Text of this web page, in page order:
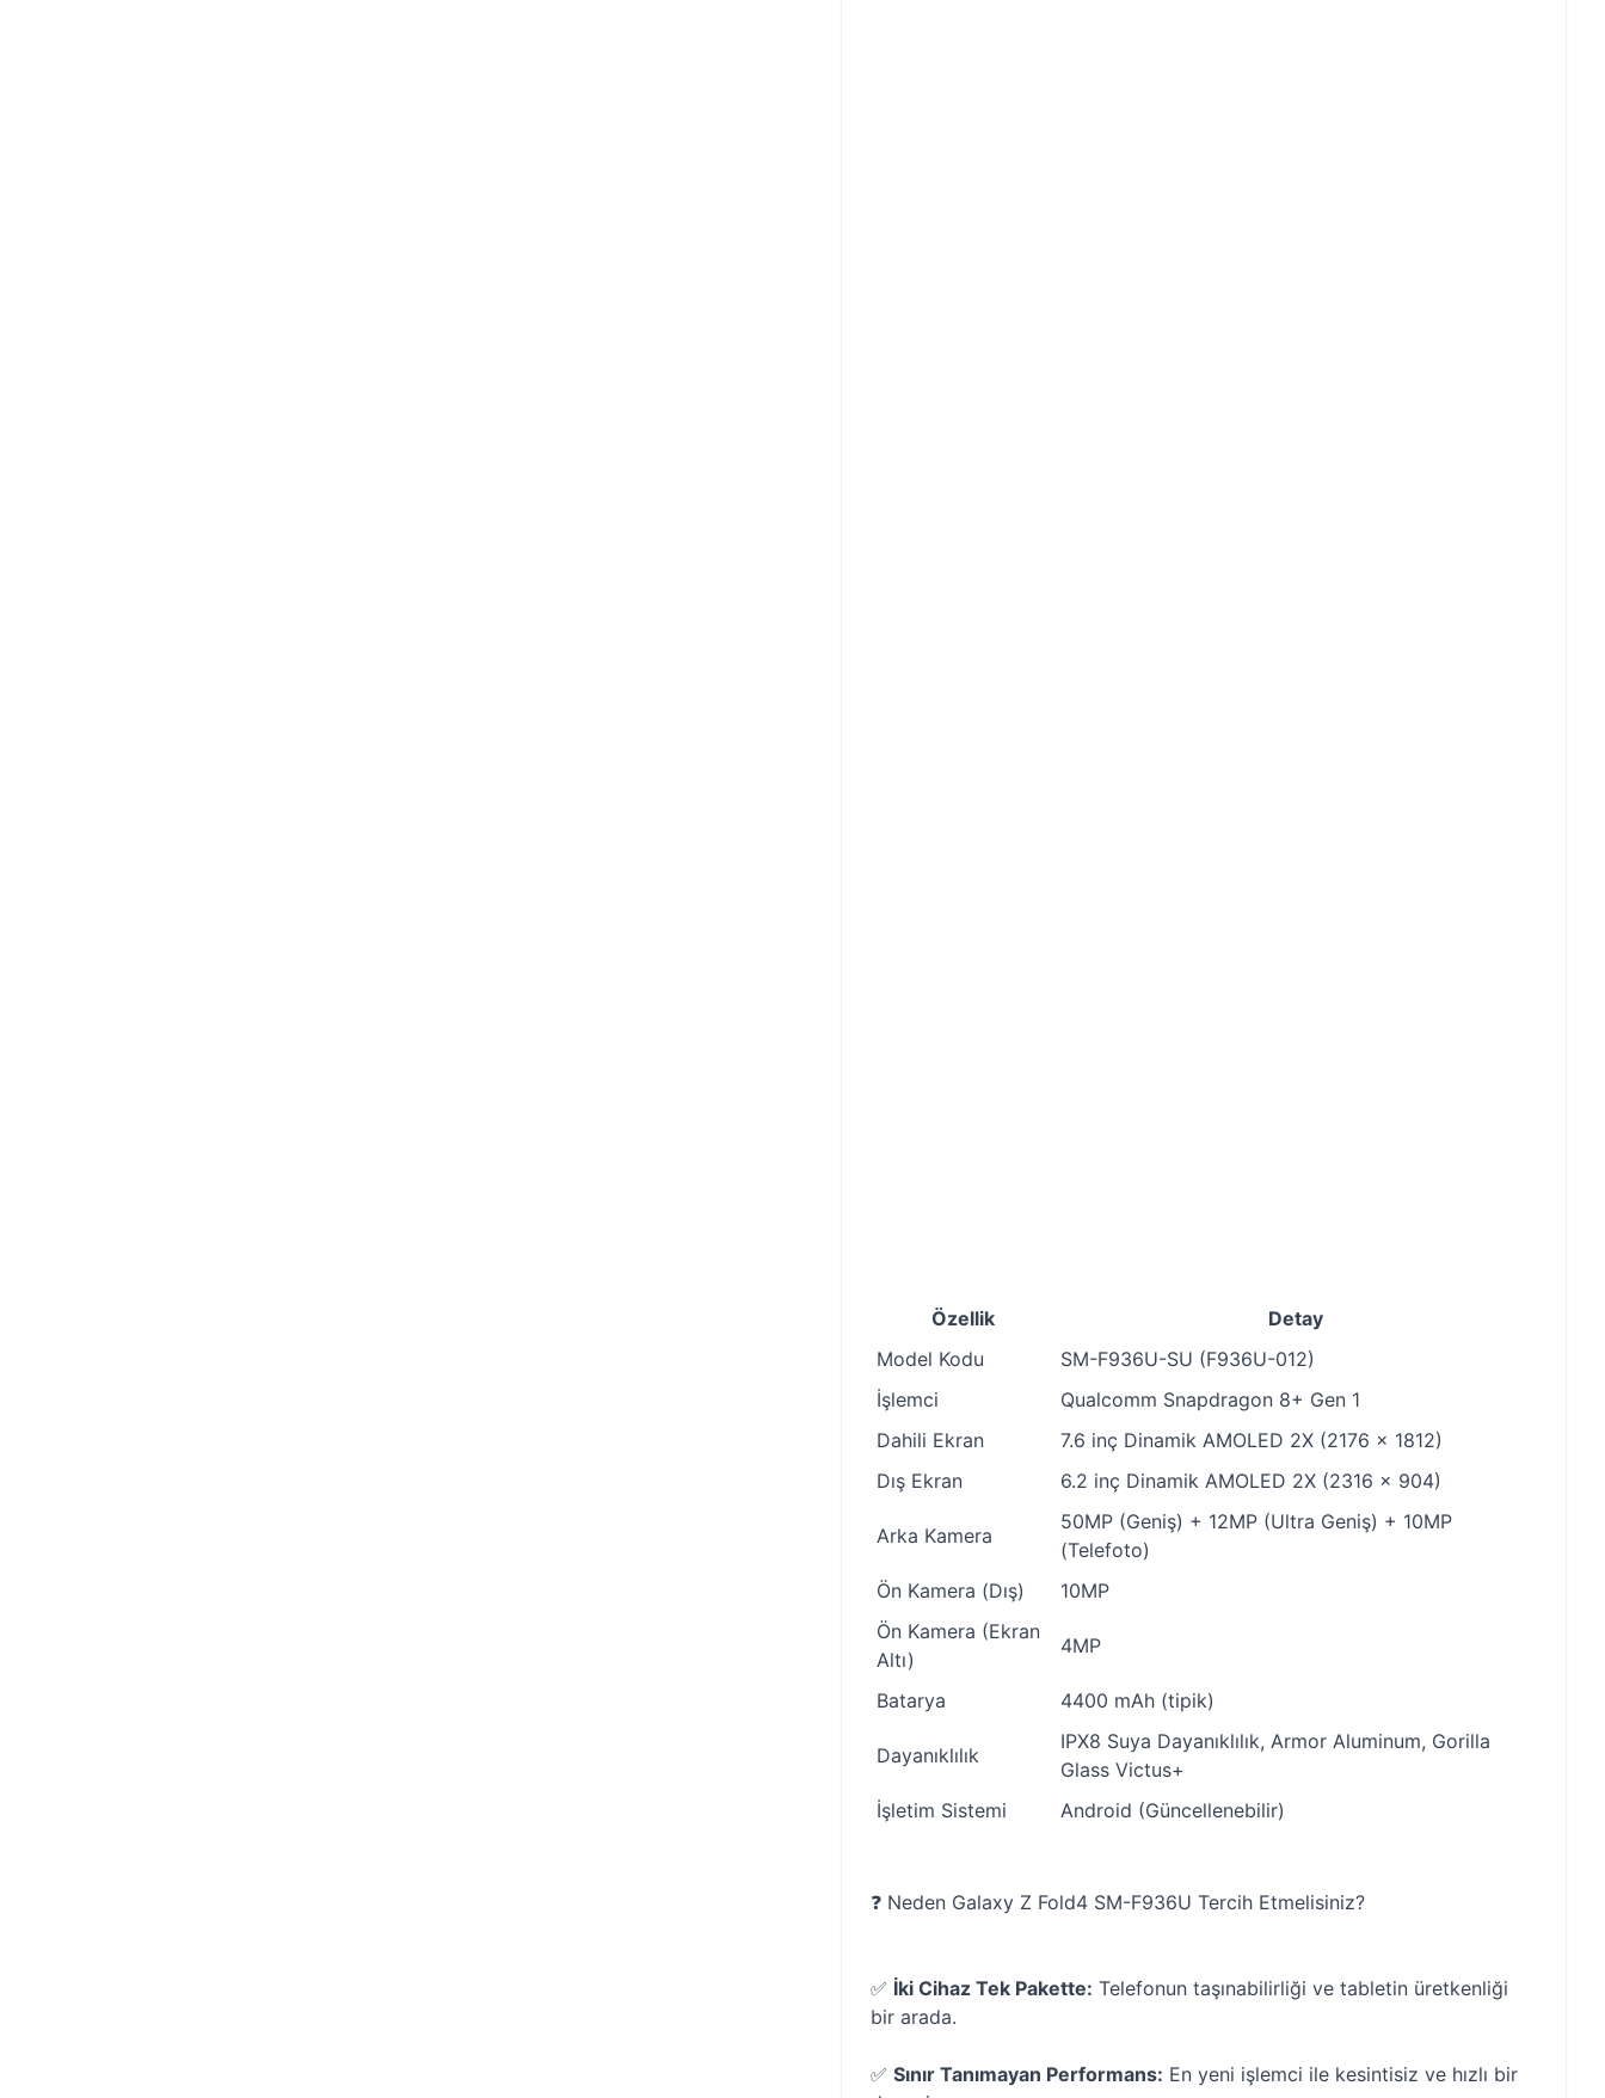
Özellik
Detay
Model Kodu
SM-F936U-SU (F936U-012)
İşlemci
Qualcomm Snapdragon 8+ Gen 1
Dahili Ekran
7.6 inç Dinamik AMOLED 2X (2176 x 1812)
Dış Ekran
6.2 inç Dinamik AMOLED 2X (2316 x 904)
Arka Kamera
50MP (Geniş) + 12MP (Ultra Geniş) + 10MP
(Telefoto)
Ön Kamera (Dış)
10MP
Ön Kamera (Ekran
Altı)
4MP
Batarya 4400 mAh (tipik)
Dayanıklılık
IPX8 Suya Dayanıklılık, Armor Aluminum, Gorilla
Glass Victus+
İşletim Sistemi
Android (Güncellenebilir)
❓ Neden Galaxy Z Fold4 SM-F936U Tercih Etmelisiniz?
✅ İki Cihaz Tek Pakette: Telefonun taşınabilirliği ve tabletin üretkenliği
bir arada.
✅ Sınır Tanımayan Performans: En yeni işlemci ile kesintisiz ve hızlı bir